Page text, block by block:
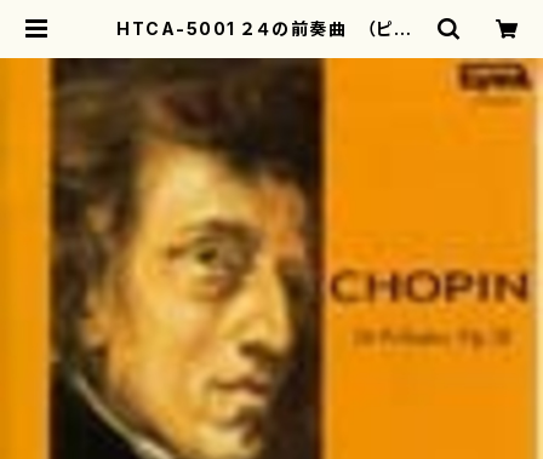
HTCA-5001 ２４の前奏曲 （ピアノ
01 | motherearth